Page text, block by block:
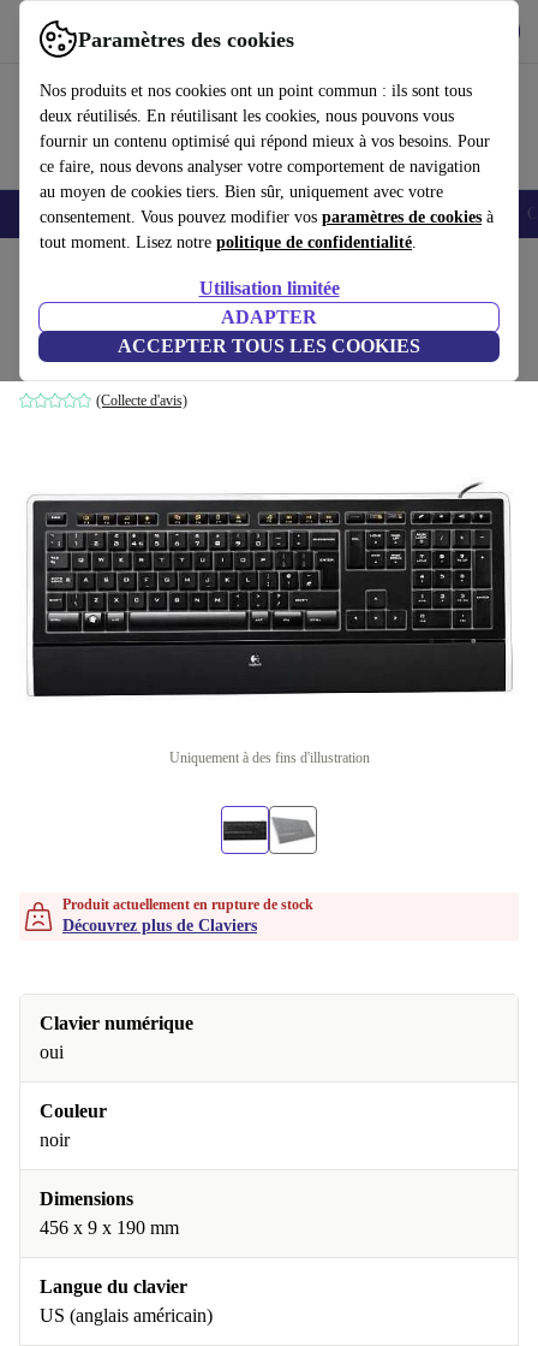
Paramètres des cookies
Nos produits et nos cookies ont un point commun : ils sont tous
deux réutilisés. En réutilisant les cookies, nous pouvons vous
fournir un contenu optimisé qui répond mieux à vos besoins. Pour
ce faire, nous devons analyser votre comportement de navigation
au moyen de cookies tiers. Bien sûr, uniquement avec votre
consentement. Vous pouvez modifier vos paramètres de cookies à
tout moment. Lisez notre politique de confidentialité.
Utilisation limitée
ADAPTER
ACCEPTER TOUS LES COOKIES
Utilisez refurbed rapidement et facilement
Smartphones Laptops Tablettes Montres connectées Accessoires
Logitech K740
Noir | US
(Collecte d'avis)
Uniquement à des fins d'illustration
Produit actuellement en rupture de stock
Découvrez plus de Claviers
Clavier numérique
oui
Couleur
noir
Dimensions
456 x 9 x 190 mm
Langue du clavier
US (anglais américain)